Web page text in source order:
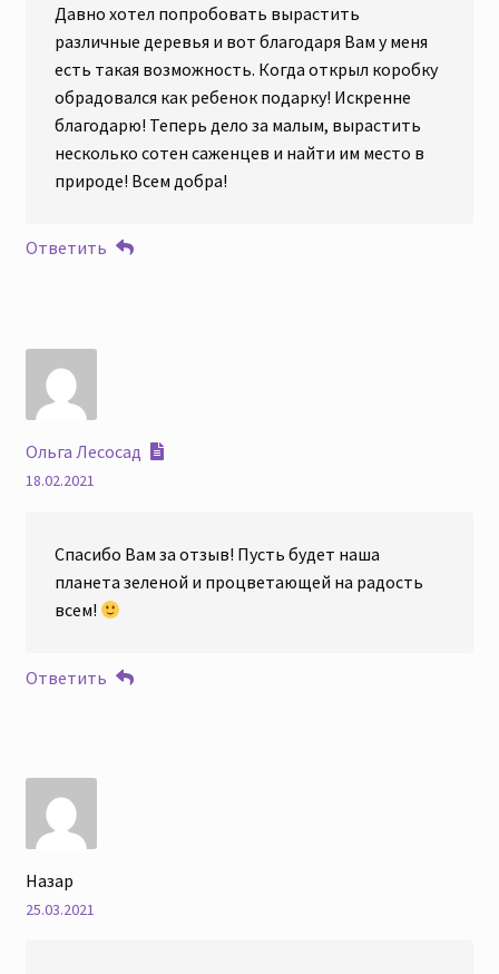
Давно хотел попробовать вырастить
различные деревья и вот благодаря Вам у меня
есть такая возможность. Когда открыл коробку
обрадовался как ребенок подарку! Искренне
благодарю! Теперь дело за малым, вырастить
несколько сотен саженцев и найти им место в
природе! Всем добра!
Ответить
Ольга Лесосад
18.02.2021
Спасибо Вам за отзыв! Пусть будет наша
планета зеленой и процветающей на радость
всем!
Ответить
Назар
25.03.2021